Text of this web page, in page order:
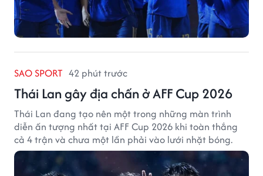
SAO SPORT 42 phút trước
Thái Lan gây địa chấn ở AFF Cup 2026
Thái Lan đang tạo nên một trong những màn trình
diễn ấn tượng nhất tại AFF Cup 2026 khi toàn thắng
cả 4 trận và chưa một lần phải vào lưới nhặt bóng.